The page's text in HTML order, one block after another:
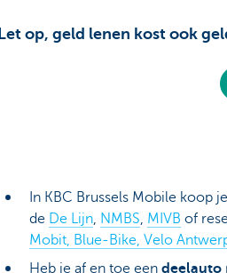
Let op, geld lenen kost ook
In KBC Brussels Mobile koop je
de De Lijn, NMBS, MIVB of
Mobit, Blue-Bike, Velo
Heb je af en toe een deelauto